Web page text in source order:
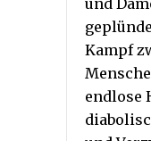
Kampf
endlose